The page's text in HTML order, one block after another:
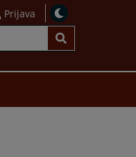
Prijava